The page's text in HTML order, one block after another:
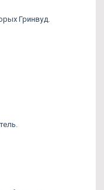
Гринвуд.